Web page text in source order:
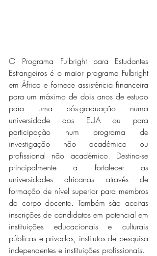
O Programa Fulbright para Estudantes
Estrangeiros é o maior programa Fulbright
em África e fornece assistência financeira
para um máximo de dois anos de estudo
para uma pós-graduação numa
universidade dos EUA ou para
participação num programa de
investigação não acadêmico ou
profissional não académico. Destina-se
principalmente a fortalecer as
universidades africanas através de
formação de nível superior para membros
do corpo docente. Também são aceitas
inscrições de candidatos em potencial em
instituições educacionais e culturais
públicas e privadas, institutos de pesquisa
independentes e instituições profissionais.